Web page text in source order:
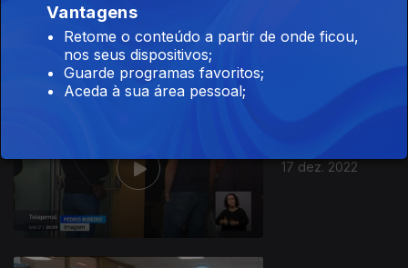
17 dez. 2022
Vantagens
Retome o conteúdo a partir de onde ficou,
nos seus dispositivos;
Guarde programas favoritos;
Aceda à sua área pessoal;